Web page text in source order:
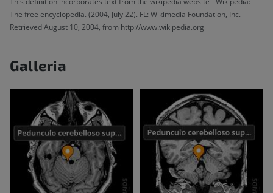
The free encyclopedia. (2004, July 22). FL: Wikimedia Foundation, Inc.
Retrieved August 10, 2004, from http://www.wikipedia.org
Galleria